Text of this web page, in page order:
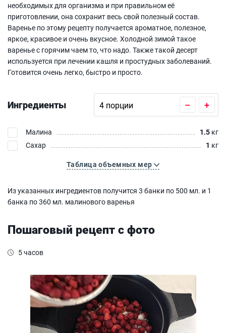
необходимых для организма и при правильном её
приготовлении, она сохранит весь свой полезный состав.
Варенье по этому рецепту получается ароматное, полезное,
яркое, красивое и очень вкусное. Холодной зимой такое
варенье с горячим чаем то, что надо. Также такой десерт
используется при лечении кашля и простудных заболеваний.
Готовится очень легко, быстро и просто.
Ингредиенты – +
Малина 1.5 кг
Сахар
1 кг
Таблица объемных мер
Из указанных ингредиентов получится 3 банки по 500 мл. и 1
банка по 360 мл. малинового варенья
Пошаговый рецепт с фото
5 часов